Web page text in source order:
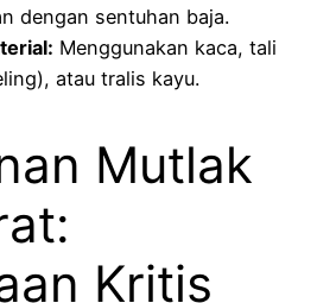
dengan sentuhan baja.
Menggunakan kaca, tali
atau tralis kayu.
Mutlak
Kritis